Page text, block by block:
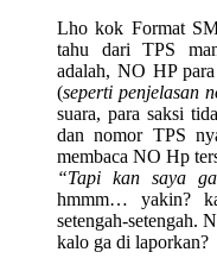
Lho kok Format
tahu dari TPS
adalah, NO HP
(seperti penjelasan
suara, para saksi
dan nomor TPS
membaca NO Hp
“Tapi kan saya
hmmm… yakin?
setengah-setengah.
kalo ga di laporkan?